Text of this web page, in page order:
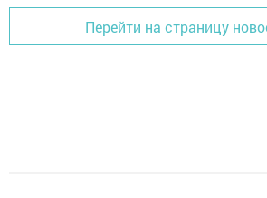
Перейти на страницу